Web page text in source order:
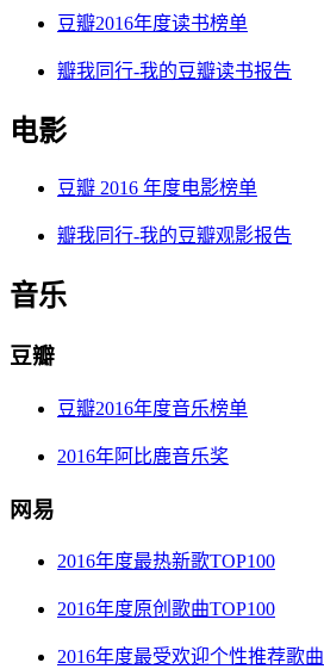
豆瓣2016年度读书榜单
瓣我同行-我的豆瓣读书报告
电影
豆瓣 2016 年度电影榜单
瓣我同行-我的豆瓣观影报告
音乐
豆瓣
豆瓣2016年度音乐榜单
2016年阿比鹿音乐奖
网易
2016年度最热新歌TOP100
2016年度原创歌曲TOP100
2016年度最受欢迎个性推荐歌曲